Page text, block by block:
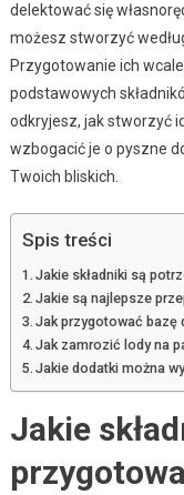
delektować się
możesz stworzyć
Przygotowanie ich
podstawowych
odkryjesz, jak stworzyć
wzbogacić je o pyszne
Twoich bliskich.
Spis treści
Jakie składniki są
Jakie są najlepsze
Jak przygotować bazę
Jak zamrozić lody na
Jakie dodatki można
Jakie